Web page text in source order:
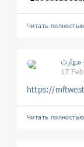
Читать
17
https://
Читать